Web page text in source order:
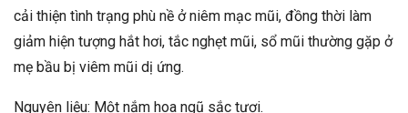
cải thiện tình trạng phù nề ở niêm mạc mũi, đồng thời làm
giảm hiện tượng hắt hơi, tắc nghẹt mũi, sổ mũi thường gặp ở
mẹ bầu bị viêm mũi dị ứng.
Nguyên liệu: Một nắm hoa ngũ sắc tươi.